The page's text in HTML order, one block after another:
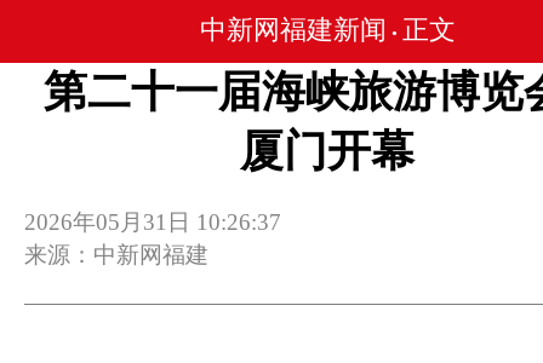
中新网福建新闻 • 正文
第二十一届海峡旅游博览
厦门开幕
2026年05月31日 10:26:37
来源：中新网福建